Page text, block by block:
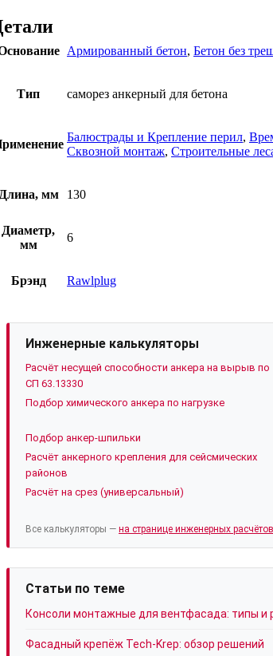
Армированный бетон, Бетон без
Тип саморез анкерный для бетона
Балюстрады и Крепление перил,
Сквозной монтаж, Строительные
мм 130
Диаметр,
мм
6
Брэнд Rawlplug
Инженерные калькуляторы
Расчёт несущей способности анкера на вырыв по
СП 63.13330
Подбор химического анкера по нагрузке
Подбор анкер-шпильки
Расчёт анкерного крепления для сейсмических
районов
Расчёт на срез (универсальный)
Все калькуляторы — на странице инженерных расчётов
Статьи по теме
Консоли монтажные для вентфасада: типы и
Фасадный крепёж Tech-Krep: обзор решений